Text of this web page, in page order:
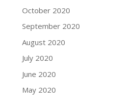
October 2020
September 2020
August 2020
July 2020
June 2020
May 2020